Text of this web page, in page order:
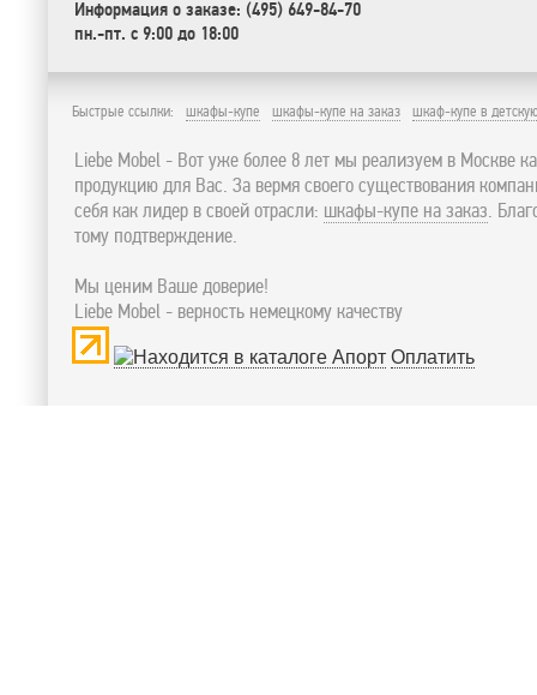
Информация о заказе: (495) 649-84-70
пн.-пт. с 9:00 до 18:00
Быстрые ссылки: шкафы-купе шкафы-купе на заказ шкаф-купе в
Liebe Mobel - Вот уже более 8 лет мы реализуем в Москве
продукцию для Вас. За вермя своего существования
себя как лидер в своей отрасли: шкафы-купе на заказ.
тому подтверждение.
Мы ценим Ваше доверие!
Liebe Mobel - верность немецкому качеству
Оплатить